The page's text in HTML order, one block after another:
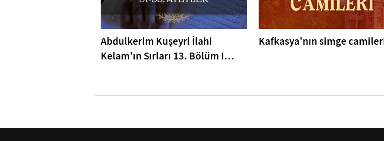
Abdulkerim Kuşeyri İlahi
Kelam'ın Sırları 13. Bölüm I
Kafkasya'nın simge